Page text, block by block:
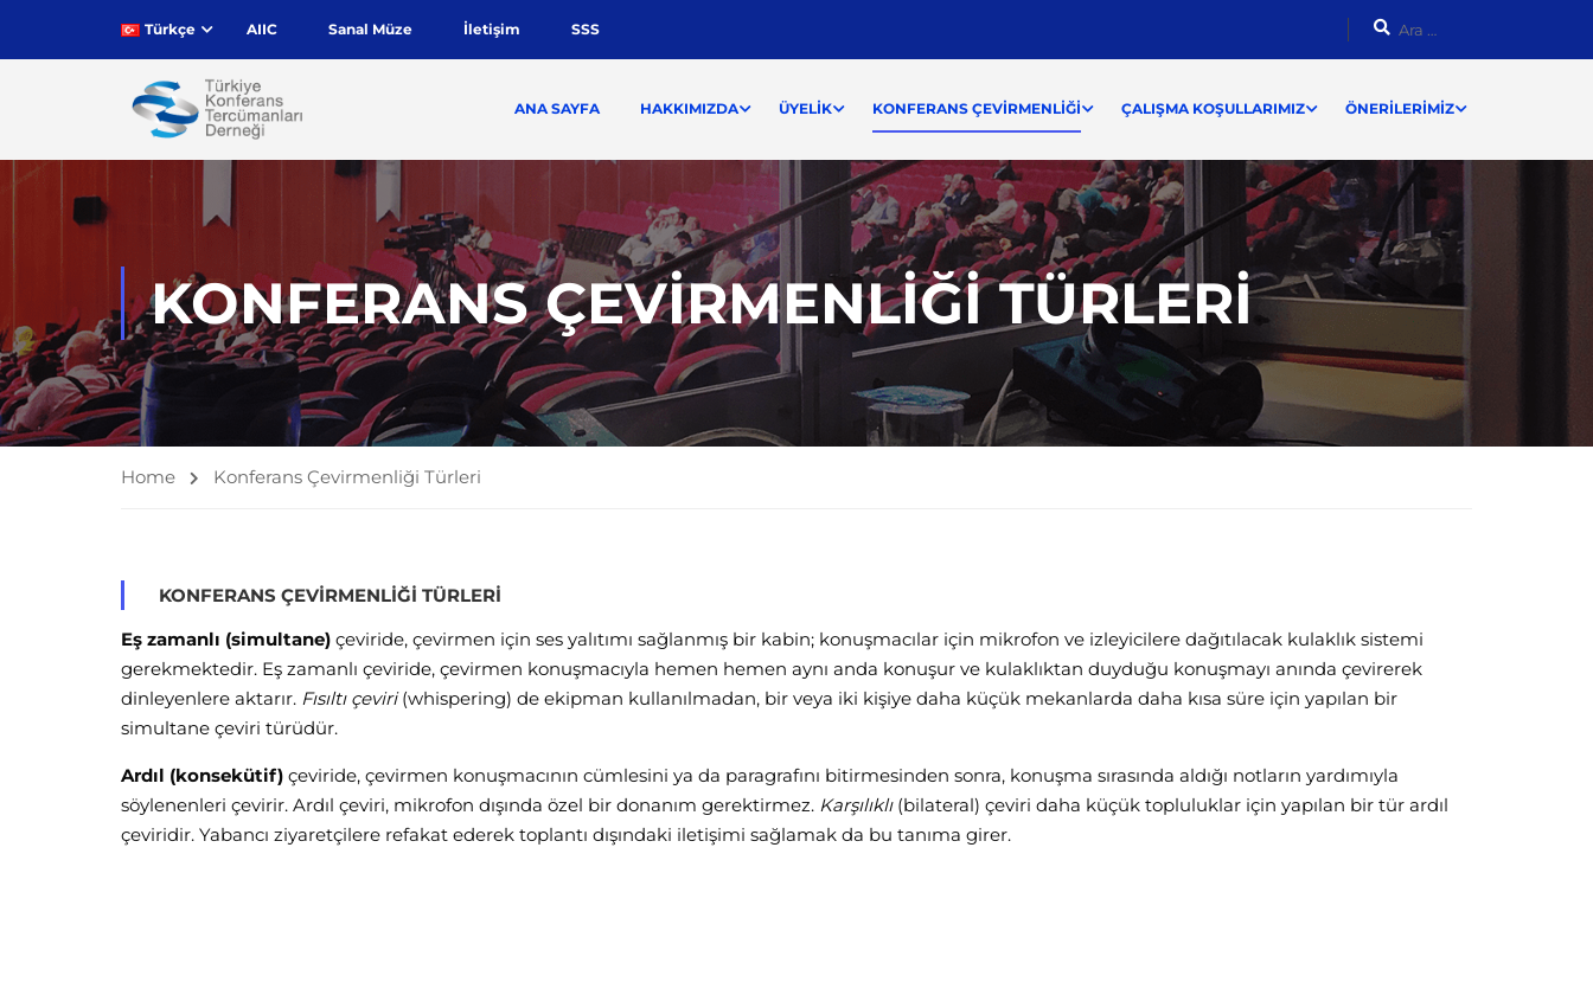
Türkçe AIIC Sanal Müze İletişim SSS
ANA SAYFA HAKKIMIZDA ÜYELIK KONFERANS ÇEVIRMENLIĞI ÇALIŞMA KOŞULLARIMIZ ÖNERILERIMIZ
KONFERANS ÇEVIRMENLIĞI TÜRLERI
Home Konferans Çevirmenliği Türleri
KONFERANS ÇEVIRMENLIĞI TÜRLERI
Eş zamanlı (simultane) çeviride, çevirmen için ses yalıtımı sağlanmış bir kabin; konuşmacılar için mikrofon ve izleyicilere dağıtılacak kulaklık sistemi
gerekmektedir. Eş zamanlı çeviride, çevirmen konuşmacıyla hemen hemen aynı anda konuşur ve kulaklıktan duyduğu konuşmayı anında çevirerek
dinleyenlere aktarır. Fısıltı çeviri(whispering) de ekipman kullanılmadan, bir veya iki kişiye daha küçük mekanlarda daha kısa süre için yapılan bir
simultane çeviri türüdür.
Ardıl (konsekütif) çeviride, çevirmen konuşmacının cümlesini ya da paragrafını bitirmesinden sonra, konuşma sırasında aldığı notların yardımıyla
söylenenleri çevirir. Ardıl çeviri, mikrofon dışında özel bir donanım gerektirmez. Karşılıklı(bilateral) çeviri daha küçük topluluklar için yapılan bir tür ardıl
çeviridir. Yabancı ziyaretçilere refakat ederek toplantı dışındaki iletişimi sağlamak da bu tanıma girer.